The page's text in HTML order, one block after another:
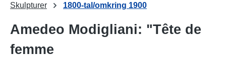
Skulpturer 1800-tal/omkring 1900
Amedeo Modigliani: "Tête de
femme